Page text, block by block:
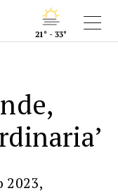
21° - 33°
2023,